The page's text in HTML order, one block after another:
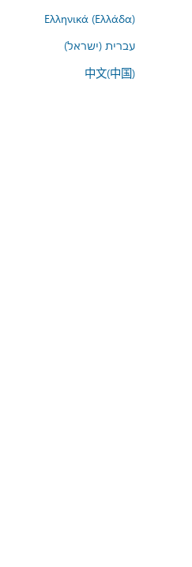
Ελληνικά (Ελλάδα)
עברית (ישראל)
中文(中国)